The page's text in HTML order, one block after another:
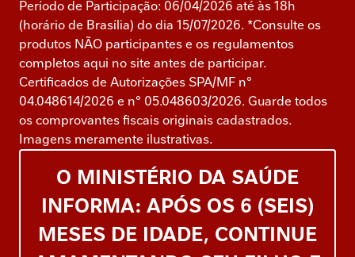
Período de Participação: 06/04/2026 até às 18h
(horário de Brasília) do dia 15/07/2026. *Consulte os
produtos NÃO participantes e os regulamentos
completos aqui no site antes de participar.
Certificados de Autorizações SPA/MF n°
04.048614/2026 e n° 05.048603/2026. Guarde todos
os comprovantes fiscais originais cadastrados.
Imagens meramente ilustrativas.
O MINISTÉRIO DA SAÚDE
INFORMA: APÓS OS 6 (SEIS)
MESES DE IDADE, CONTINUE